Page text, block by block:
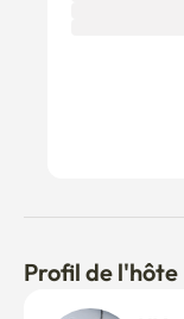
Profil de l'hôte